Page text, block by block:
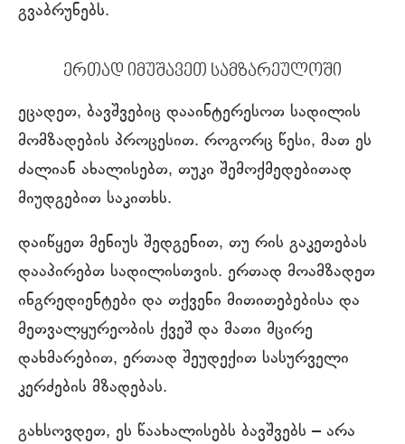
გვაბრუნებს.
ერთად იმუშავეთ სამზარეულოში
ეცადეთ, ბავშვებიც დააინტერესოთ სადილის
მომზადების პროცესით. როგორც წესი, მათ ეს
ძალიან ახალისებთ, თუკი შემოქმედებითად
მიუდგებით საკითხს.
დაიწყეთ მენიუს შედგენით, თუ რის გაკეთებას
დააპირებთ სადილისთვის. ერთად მოამზადეთ
ინგრედიენტები და თქვენი მითითებებისა და
მეთვალყურეობის ქვეშ და მათი მცირე
დახმარებით, ერთად შეუდექით სასურველი
კერძების მზადებას.
გახსოვდეთ, ეს წაახალისებს ბავშვებს ‒ არა